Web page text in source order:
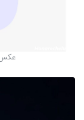
عکس